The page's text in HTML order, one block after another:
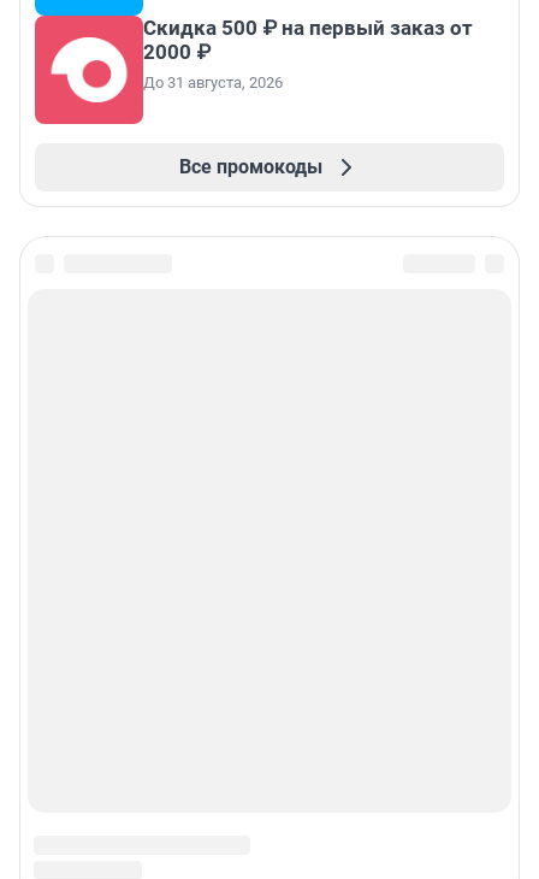
Скидка 500 ₽ на первый заказ от
2000 ₽
До 31 августа, 2026
Все промокоды